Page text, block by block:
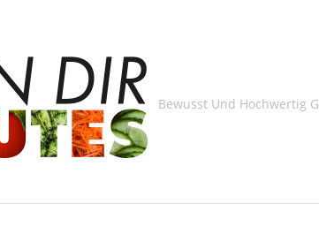
Bewusst Und Hochwertig